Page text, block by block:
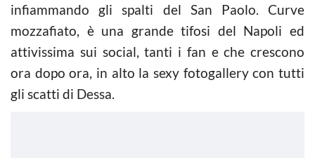
infiammando gli spalti del San Paolo. Curve
mozzafiato, è una grande tifosi del Napoli ed
attivissima sui social, tanti i fan e che crescono
ora dopo ora, in alto la sexy fotogallery con tutti
gli scatti di Dessa.